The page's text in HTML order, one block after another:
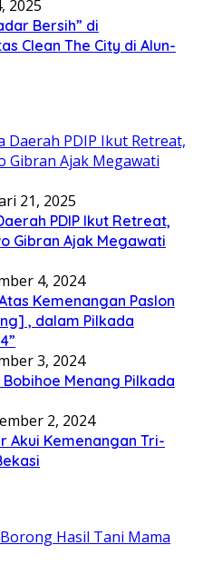
2025
Bersih” di
Clean The City di Alun-
21, 2025
PDIP Ikut Retreat,
Gibran Ajak Megawati
4, 2024
Kemenangan Paslon
, dalam Pilkada
3, 2024
Menang Pilkada
2, 2024
Akui Kemenangan Tri-